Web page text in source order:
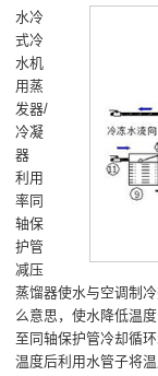
水冷
式冷
水机
用蒸
发器/
冷凝
器
利用
率同
轴保
护管
减压
蒸馏器使水与空调制
么意思，使水降低温
至同轴保护管冷却循
温度后利用水管子将